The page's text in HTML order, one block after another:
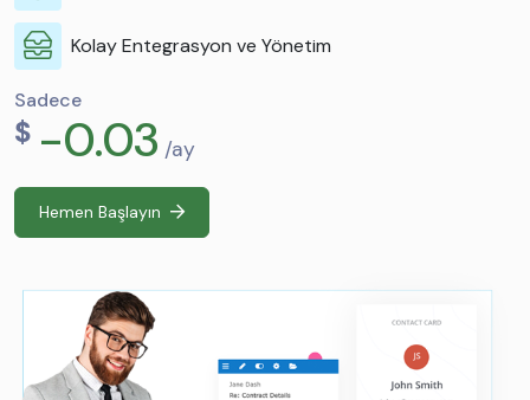
Kolay Entegrasyon ve Yönetim
Sadece
$ -0.03 /ay
Hemen Başlayın